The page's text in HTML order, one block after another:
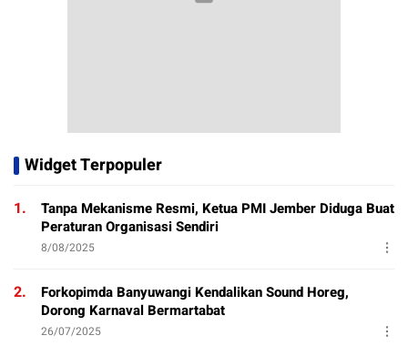
Widget Terpopuler
1.
Tanpa Mekanisme Resmi, Ketua PMI Jember Diduga Buat
Peraturan Organisasi Sendiri
8/08/2025
2.
Forkopimda Banyuwangi Kendalikan Sound Horeg,
Dorong Karnaval Bermartabat
26/07/2025